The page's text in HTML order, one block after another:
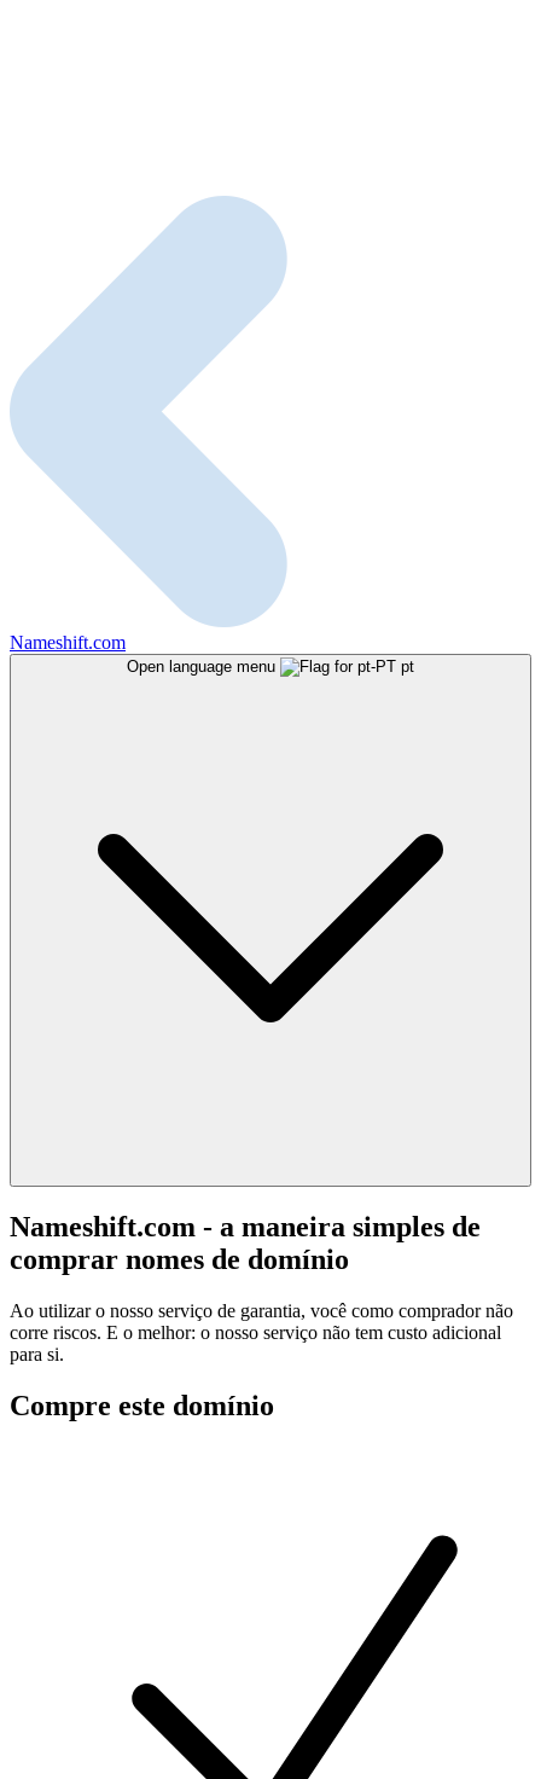
Nameshift.com
Open language menu pt
Nameshift.com - a maneira simples de
comprar nomes de domínio
Ao utilizar o nosso serviço de garantia, você como comprador não
corre riscos. E o melhor: o nosso serviço não tem custo adicional
para si.
Compre este domínio